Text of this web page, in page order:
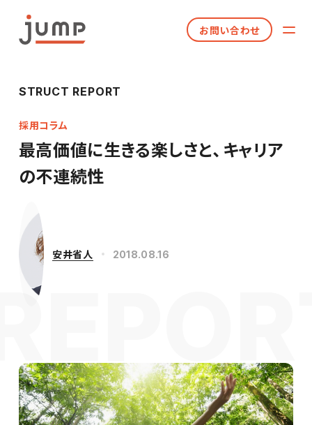
お問い合わせ
STRUCT REPORT
採用コラム
最高価値に生きる楽しさと、キャリア
の不連続性
安井省人 2018.08.16